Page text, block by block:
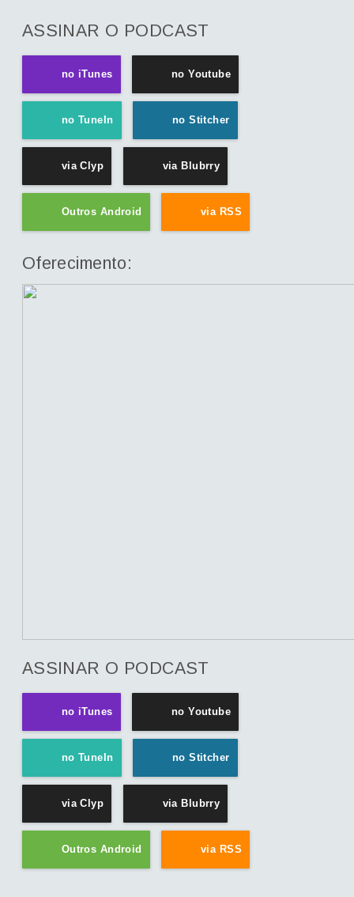
ASSINAR O PODCAST
no iTunes no Youtube
no TuneIn no Stitcher
via Clyp via Blubrry
Outros Android via RSS
Oferecimento:
ASSINAR O PODCAST
no iTunes no Youtube
no TuneIn no Stitcher
via Clyp via Blubrry
Outros Android via RSS